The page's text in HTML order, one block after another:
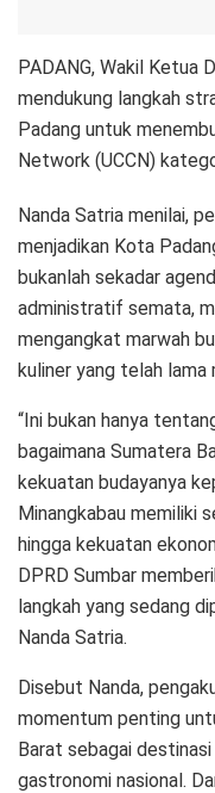
PADANG, Wakil Ketua
mendukung langkah
Padang untuk
Network (UCCN)
Nanda Satria menilai,
menjadikan Kota
bukanlah sekadar
administratif semata,
mengangkat marwah
kuliner yang telah lama
“Ini bukan hanya
bagaimana Sumatera
kekuatan budayanya
Minangkabau memiliki
hingga kekuatan
DPRD Sumbar
langkah yang sedang
Nanda Satria.
Disebut Nanda,
momentum penting
Barat sebagai
gastronomi nasional.